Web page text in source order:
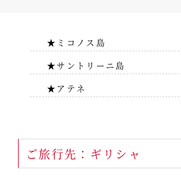
★ミコノス島
★サントリーニ島
★アテネ
ご旅行先：ギリシャ